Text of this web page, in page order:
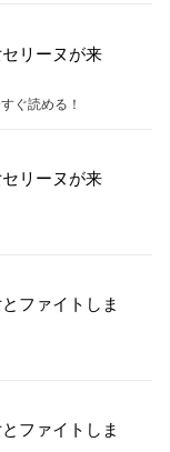
リーヌが来
ぐ読める！
リーヌが来
ファイトしま
ファイトしま